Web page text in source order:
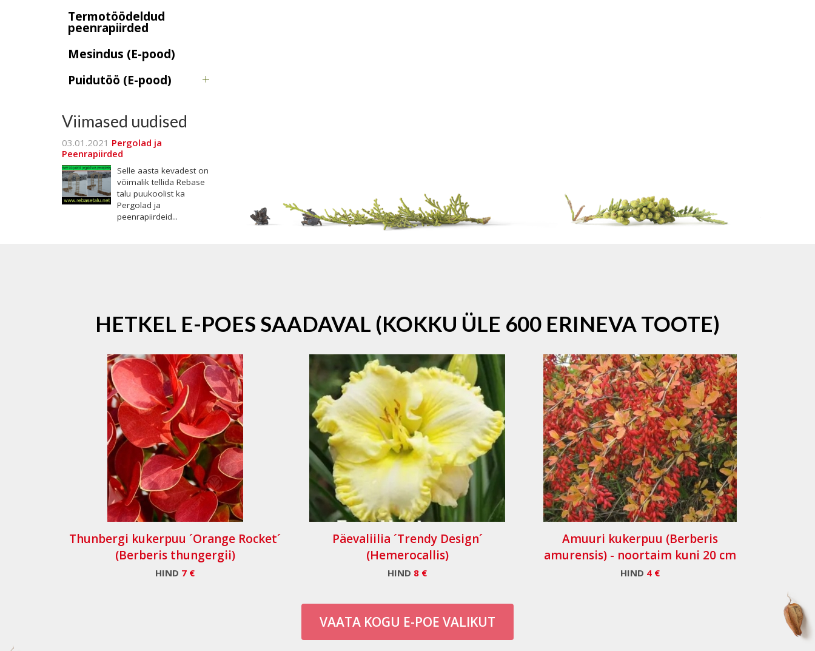
Termotöödeldud
peenrapiirded
Mesindus (E-pood)
Puidutöö (E-pood)
Viimased uudised
03.01.2021 Pergolad ja
Peenrapiirded
Selle aasta kevadest on
võimalik tellida Rebase
talu puukoolist ka
Pergolad ja
peenrapiirdeid...
HETKEL E-POES SAADAVAL (KOKKU ÜLE 600 ERINEVA TOOTE)
Thunbergi kukerpuu ´Orange Rocket´
(Berberis thungergii)
HIND 7 €
Päevaliilia ´Trendy Design´
(Hemerocallis)
HIND 8 €
Amuuri kukerpuu (Berberis
amurensis) - noortaim kuni 20 cm
HIND 4 €
VAATA KOGU E-POE VALIKUT